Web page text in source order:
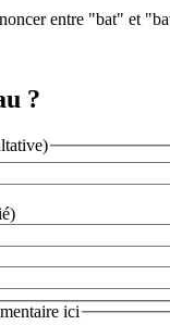
entre "bat" et
?
ici